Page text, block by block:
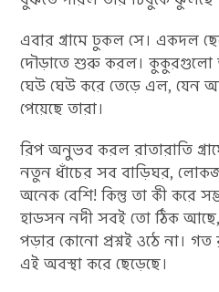
এবার গ্রামে ঢুকল সে। একদল
দৌড়াতে শুরু করল। কুকুরগুলো
ঘেউ ঘেউ করে তেড়ে এল, যেন
পেয়েছে তারা।
রিপ অনুভব করল রাতারাতি
নতুন ধাঁচের সব বাড়িঘর,
অনেক বেশি! কিন্তু তা কী করে
হাডসন নদী সবই তো ঠিক
পড়ার কোনো প্রশ্নই ওঠে না। গত
এই অবস্থা করে ছেড়েছে।